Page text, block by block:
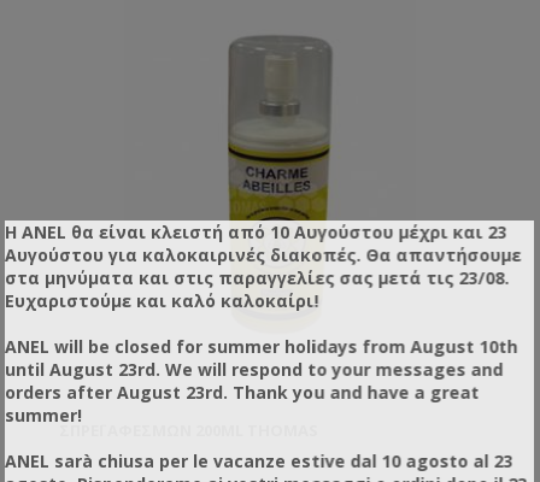
Η ANEL θα είναι κλειστή από 10 Αυγούστου μέχρι και 23
Αυγούστου για καλοκαιρινές διακοπές. Θα απαντήσουμε
στα μηνύματα και στις παραγγελίες σας μετά τις 23/08.
Ευχαριστούμε και καλό καλοκαίρι!
ANEL will be closed for summer holidays from August 10th
until August 23rd. We will respond to your messages and
orders after August 23rd. Thank you and have a great
summer!
ANEL sarà chiusa per le vacanze estive dal 10 agosto al 23